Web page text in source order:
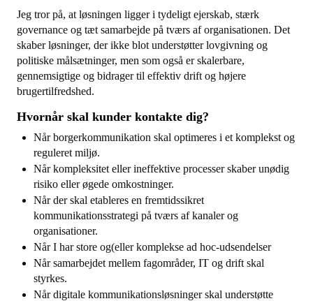
Jeg tror på, at løsningen ligger i tydeligt ejerskab, stærk
governance og tæt samarbejde på tværs af organisationen. Det
skaber løsninger, der ikke blot understøtter lovgivning og
politiske målsætninger, men som også er skalerbare,
gennemsigtige og bidrager til effektiv drift og højere
brugertilfredshed.
Hvornår skal kunder kontakte dig?
Når borgerkommunikation skal optimeres i et komplekst og
reguleret miljø.
Når kompleksitet eller ineffektive processer skaber unødig
risiko eller øgede omkostninger.
Når der skal etableres en fremtidssikret
kommunikationsstrategi på tværs af kanaler og
organisationer.
Når I har store og(eller komplekse ad hoc-udsendelser
Når samarbejdet mellem fagområder, IT og drift skal
styrkes.
Når digitale kommunikationsløsninger skal understøtte